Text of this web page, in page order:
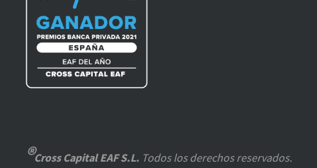
®Cross Capital EAF S.L. Todos los derechos reservados.